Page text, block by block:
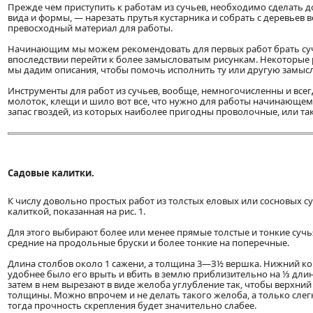
Прежде чем приступить к работам из сучьев, необходимо сделать
вида и формы, — нарезать прутья кустарника и собрать с деревьев
превосходный материал для работы.
Начинающим мы можем рекомендовать для первых работ брать
впоследствии перейти к более замысловатым рисункам.
мы дадим описания, чтобы помочь исполнить ту или другую
Инструменты для работ из сучьев, вообще, немногочисленны и
молоток, клещи и шило вот все, что нужно для работы
запас гвоздей, из которых наиболее пригодны проволочные, или
Садовые калитки.
К числу довольно простых работ из толстых еловых или сосновых
калиткой, показанная на рис. 1.
Для этого выбирают более или менее прямые толстые и тонкие
средние на продольные бруски и более тонкие на поперечные.
Длина столбов около 1 сажени, а толщина 3—З½ вершка. Нижний
удобнее было его врыть и вбить в землю приблизительно на ⅓
затем в нем вырезают в виде желоба углубление так, чтобы
толщины. Можно впрочем и не делать такого желоба, а только
тогда прочность скрепления будет значительно слабее.